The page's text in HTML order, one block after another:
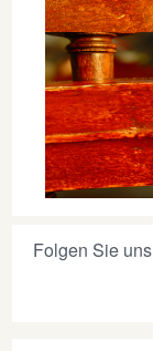
Folgen Sie uns